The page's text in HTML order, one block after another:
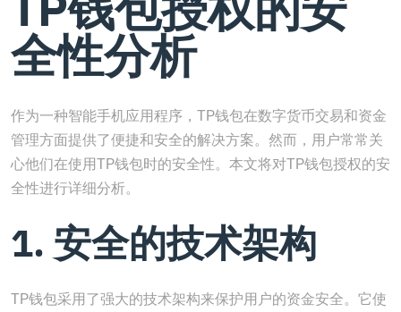
全性分析
作为一种智能手机应用程序，TP钱包在数字货币交易和资金
管理方面提供了便捷和安全的解决方案。然而，用户常常关
心他们在使用TP钱包时的安全性。本文将对TP钱包授权的安
全性进行详细分析。
1. 安全的技术架构
TP钱包采用了强大的技术架构来保护用户的资金安全。它使